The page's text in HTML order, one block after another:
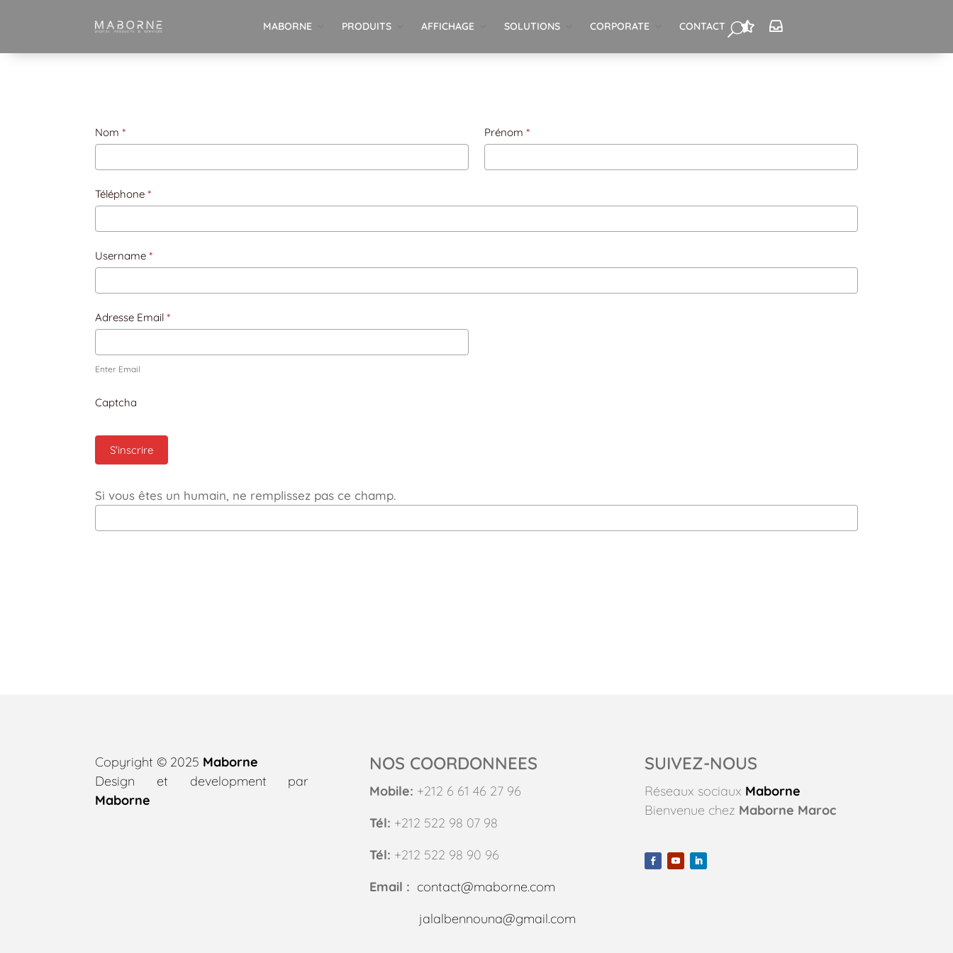
MABORNE PRODUITS AFFICHAGE SOLUTIONS CORPORATE CONTACT  
Nom* Prénom *
Téléphone*
Username*
Adresse Email*
Enter Email
Captcha
S'inscrire
Si vous êtes un humain, ne remplissez pas ce champ.
Copyright © 2025 Maborne
Design et development par
Maborne
NOS COORDONNEES
Mobile: +212 6 61 46 27 96
Tél: +212 522 98 07 98
Tél: +212 522 98 90 96
Email : contact@maborne.com
jalalbennouna@gmail.com
SUIVEZ-NOUS
Réseaux sociaux Maborne
Bienvenue chez Maborne Maroc